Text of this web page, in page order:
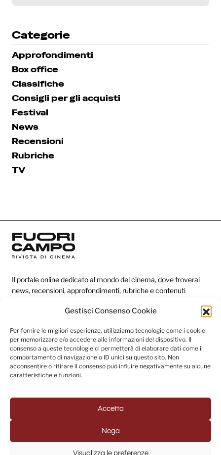
Gestisci Consenso Cookie
Per fornire le migliori esperienze, utilizziamo tecnologie come i cookie
per memorizzare e/o accedere alle informazioni del dispositivo. Il
consenso a queste tecnologie ci permetterà di elaborare dati come il
comportamento di navigazione o ID unici su questo sito. Non
acconsentire o ritirare il consenso può influire negativamente su alcune
caratteristiche e funzioni.
Accetta
Nega
Visualizza le preferenze
Categorie
Approfondimenti
Box office
Classifiche
Consigli per gli acquisti
Festival
News
Recensioni
Rubriche
TV
Il portale online dedicato al mondo del cinema, dove troverai
news, recensioni, approfondimenti, rubriche e contenuti
Redazione
Categorie
Link utili
Seguici sui social